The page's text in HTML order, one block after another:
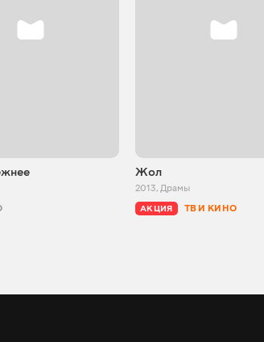
Жол
2013, Драмы
АКЦИЯ ТВ И КИНО